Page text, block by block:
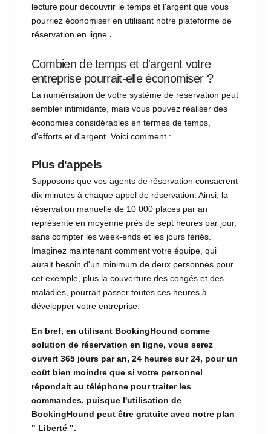
lecture pour découvrir le temps et l'argent que vous
pourriez économiser en utilisant notre plateforme de
réservation en ligne. .
Combien de temps et d'argent votre
entreprise pourrait-elle économiser ?
La numérisation de votre système de réservation peut
sembler intimidante, mais vous pouvez réaliser des
économies considérables en termes de temps,
d'efforts et d'argent. Voici comment :
Plus d'appels
Supposons que vos agents de réservation consacrent
dix minutes à chaque appel de réservation. Ainsi, la
réservation manuelle de 10 000 places par an
représente en moyenne près de sept heures par jour,
sans compter les week-ends et les jours fériés.
Imaginez maintenant comment votre équipe, qui
aurait besoin d'un minimum de deux personnes pour
cet exemple, plus la couverture des congés et des
maladies, pourrait passer toutes ces heures à
développer votre entreprise.
En bref, en utilisant BookingHound comme
solution de réservation en ligne, vous serez
ouvert 365 jours par an, 24 heures sur 24, pour un
coût bien moindre que si votre personnel
répondait au téléphone pour traiter les
commandes, puisque l'utilisation de
BookingHound peut être gratuite avec notre plan
" Liberté ".